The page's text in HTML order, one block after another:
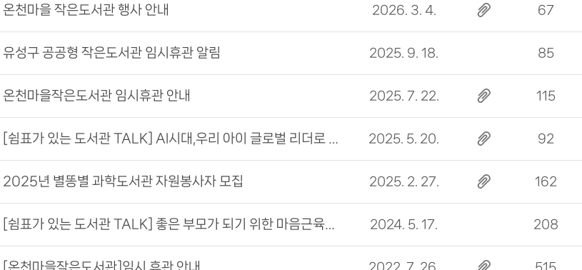
온천마을 작은도서관 행사 안내 2026. 3. 4. 67
유성구 공공형 작은도서관 임시휴관 알림 2025. 9. 18. 85
온천마을작은도서관 임시휴관 안내 2025. 7. 22. 115
[쉼표가 있는 도서관 TALK] AI시대,우리 아이 글로벌 리더로 키워라 2025. 5. 20. 92
2025년 별똥별 과학도서관 자원봉사자 모집 2025. 2. 27. 162
[쉼표가 있는 도서관 TALK] 좋은 부모가 되기 위한 마음근육을 키우고 싶다면? 2024. 5. 17. 208
[온천마을작은도서관]임시 휴관 안내 2022. 7. 26. 515